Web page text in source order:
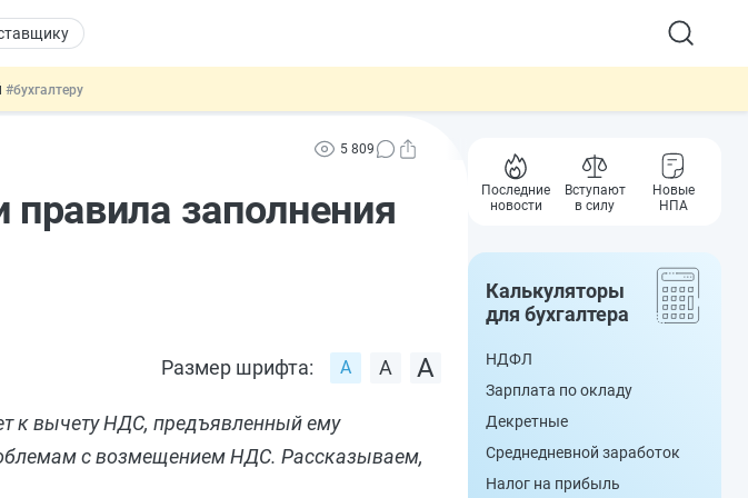
#бухгалтеру
5 809
правила заполнения
Размер шрифта:
к вычету НДС, предъявленный ему
с возмещением НДС. Рассказываем,
Последние
новости
Вступают
в силу
Новые
НПА
Калькуляторы
для бухгалтера
НДФЛ
Зарплата по окладу
Декретные
Среднедневной заработок
Налог на прибыль